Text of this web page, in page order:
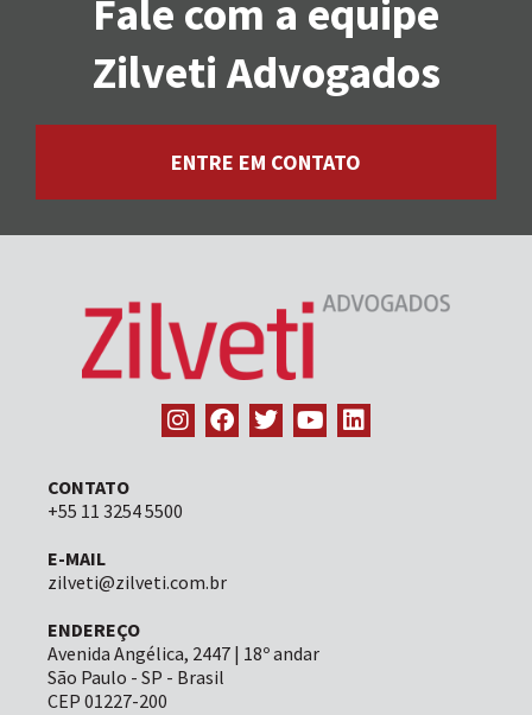
Fale com a equipe
Zilveti Advogados
ENTRE EM CONTATO
CONTATO
+55 11 3254 5500
E-MAIL
zilveti@zilveti.com.br
ENDEREÇO
Avenida Angélica, 2447 | 18º andar
São Paulo - SP - Brasil
CEP 01227-200